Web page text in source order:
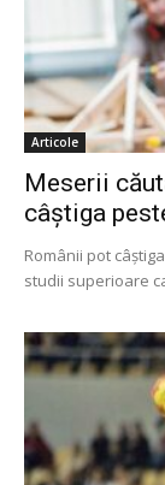
Articole
Meserii
câștiga
Românii pot
studii superioare